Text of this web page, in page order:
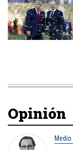
Opinión
Medio